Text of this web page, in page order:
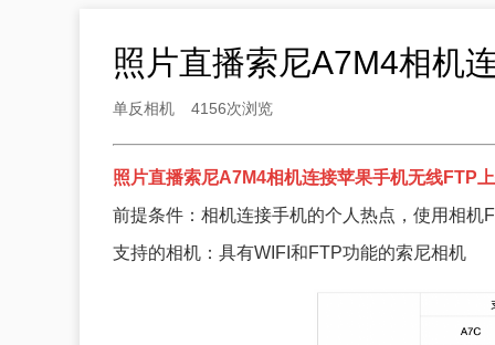
照片直播索尼A7M4相机
单反相机 4156次浏览
照片直播索尼A7M4相机连接苹果手机无线FTP
前提条件：相机连接手机的个人热点，使用相
支持的相机：具有WIFI和FTP功能的索尼相机